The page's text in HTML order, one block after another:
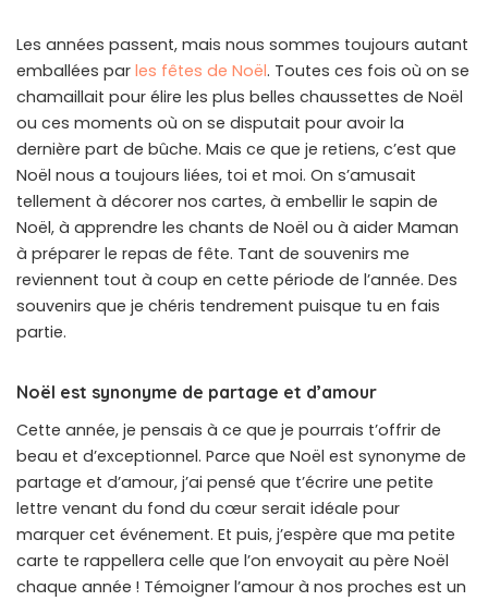
Les années passent, mais nous sommes toujours autant
emballées par les fêtes de Noël. Toutes ces fois où on se
chamaillait pour élire les plus belles chaussettes de Noël
ou ces moments où on se disputait pour avoir la
dernière part de bûche. Mais ce que je retiens, c’est que
Noël nous a toujours liées, toi et moi. On s’amusait
tellement à décorer nos cartes, à embellir le sapin de
Noël, à apprendre les chants de Noël ou à aider Maman
à préparer le repas de fête. Tant de souvenirs me
reviennent tout à coup en cette période de l’année. Des
souvenirs que je chéris tendrement puisque tu en fais
partie.
Noël est synonyme de partage et d’amour
Cette année, je pensais à ce que je pourrais t’offrir de
beau et d’exceptionnel. Parce que Noël est synonyme de
partage et d’amour, j’ai pensé que t’écrire une petite
lettre venant du fond du cœur serait idéale pour
marquer cet événement. Et puis, j’espère que ma petite
carte te rappellera celle que l’on envoyait au père Noël
chaque année ! Témoigner l’amour à nos proches est un